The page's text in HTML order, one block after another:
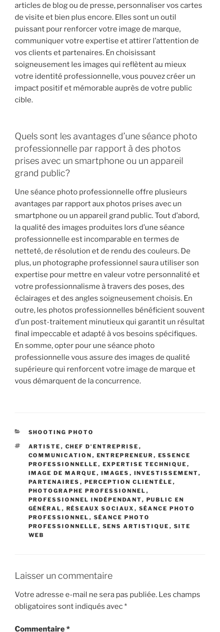
articles de blog ou de presse, personnaliser vos cartes
de visite et bien plus encore. Elles sont un outil
puissant pour renforcer votre image de marque,
communiquer votre expertise et attirer l’attention de
vos clients et partenaires. En choisissant
soigneusement les images qui reflètent au mieux
votre identité professionnelle, vous pouvez créer un
impact positif et mémorable auprès de votre public
cible.
Quels sont les avantages d’une séance photo
professionnelle par rapport à des photos
prises avec un smartphone ou un appareil
grand public?
Une séance photo professionnelle offre plusieurs
avantages par rapport aux photos prises avec un
smartphone ou un appareil grand public. Tout d’abord,
la qualité des images produites lors d’une séance
professionnelle est incomparable en termes de
netteté, de résolution et de rendu des couleurs. De
plus, un photographe professionnel saura utiliser son
expertise pour mettre en valeur votre personnalité et
votre professionnalisme à travers des poses, des
éclairages et des angles soigneusement choisis. En
outre, les photos professionnelles bénéficient souvent
d’un post-traitement minutieux qui garantit un résultat
final impeccable et adapté à vos besoins spécifiques.
En somme, opter pour une séance photo
professionnelle vous assure des images de qualité
supérieure qui renforcent votre image de marque et
vous démarquent de la concurrence.
CATÉGORIES
SHOOTING PHOTO
ÉTIQUETTES
ARTISTE , CHEF D'ENTREPRISE ,
COMMUNICATION , ENTREPRENEUR , ESSENCE
PROFESSIONNELLE , EXPERTISE TECHNIQUE ,
IMAGE DE MARQUE , IMAGES , INVESTISSEMENT,
PARTENAIRES , PERCEPTION CLIENTÈLE ,
PHOTOGRAPHE PROFESSIONNEL ,
PROFESSIONNEL INDÉPENDANT, PUBLIC EN
GÉNÉRAL , RÉSEAUX SOCIAUX , SÉANCE PHOTO
PROFESSIONNEL , SÉANCE PHOTO
PROFESSIONNELLE , SENS ARTISTIQUE , SITE
WEB
Laisser un commentaire
Votre adresse e-mail ne sera pas publiée. Les champs
obligatoires sont indiqués avec*
Commentaire*